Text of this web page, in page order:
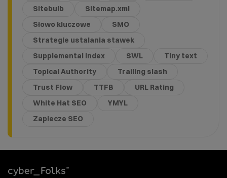
Sitebulb
Sitemap.xml
Słowo kluczowe
SMO
Strategie ustalania stawek
Supplemental index
SWL
Tiny text
Topical Authority
Trailing slash
Trust Flow
TTFB
URL Rating
White Hat SEO
YMYL
Zaplecze SEO